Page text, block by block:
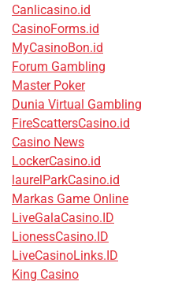
Canlicasino.id
CasinoForms.id
MyCasinoBon.id
Forum Gambling
Master Poker
Dunia Virtual Gambling
FireScattersCasino.id
Casino News
LockerCasino.id
laurelParkCasino.id
Markas Game Online
LiveGalaCasino.ID
LionessCasino.ID
LiveCasinoLinks.ID
King Casino